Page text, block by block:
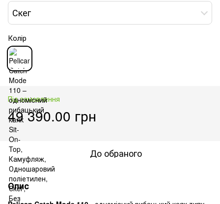
Скег
Колір
Під замовлення
49 390.00 грн
До обраного
Опис